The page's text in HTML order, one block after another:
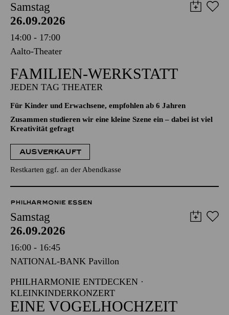
Samstag
26.09.2026
14:00 - 17:00
Aalto-Theater
FAMILIEN-WERKSTATT
JEDEN TAG THEATER
Für Kinder und Erwachsene, empfohlen ab 6 Jahren
Zusammen studieren wir eine kleine Szene ein – dabei ist viel
Kreativität gefragt
AUSVERKAUFT
Restkarten ggf. an der Abendkasse
PHILHARMONIE ESSEN
Samstag
26.09.2026
16:00 - 16:45
NATIONAL-BANK Pavillon
PHILHARMONIE ENTDECKEN ·
KLEINKINDERKONZERT
EINE VOGELHOCHZEIT